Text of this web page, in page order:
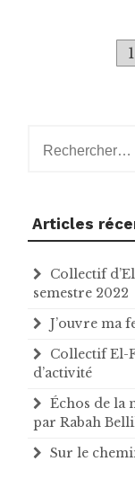
1
Articles
Collectif
semestre 2022
J’ouvre ma
Collectif El-
d’activité
Échos de la
par Rabah
Sur le